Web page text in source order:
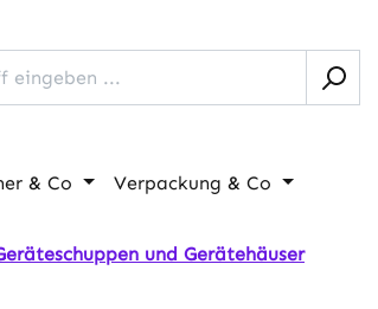
& Co Verpackung & Co
und Gerätehäuser